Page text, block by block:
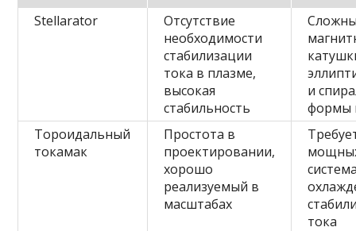
Stellarator
Отсутствие
необходимости
стабилизации
тока в плазме,
высокая
стабильность
и
формы
Тороидальный
токамак
Простота в
проектировании,
хорошо
реализуемый в
масштабах
тока